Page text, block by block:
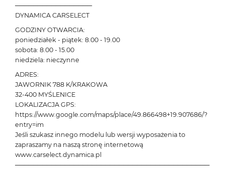
─────────────────
DYNAMICA CARSELECT
GODZINY OTWARCIA:
poniedziałek - piątek: 8.00 - 19.00
sobota: 8.00 - 15.00
niedziela: nieczynne
ADRES:
JAWORNIK 788 K/KRAKOWA
32-400 MYŚLENICE
LOKALIZACJA GPS:
https://www.google.com/maps/place/49.866498+19.907686/?
entry=im
Jeśli szukasz innego modelu lub wersji wyposażenia to
zapraszamy na naszą stronę internetową
www.carselect.dynamica.pl
───────────────────────────────────────────